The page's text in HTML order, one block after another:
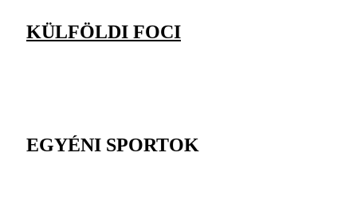
KÜLFÖLDI FOCI
EGYÉNI SPORTOK